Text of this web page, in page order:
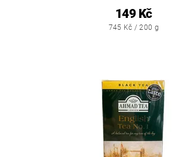
149 Kč
745 Kč / 200 g